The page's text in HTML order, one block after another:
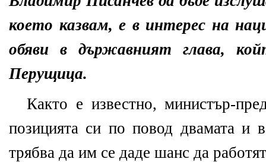
което казвам, е в интерес на
обяви в държавният глава,
Перущица.
Както е известно, министър-
позицията си по повод двамата и
трябва да им се даде шанс да